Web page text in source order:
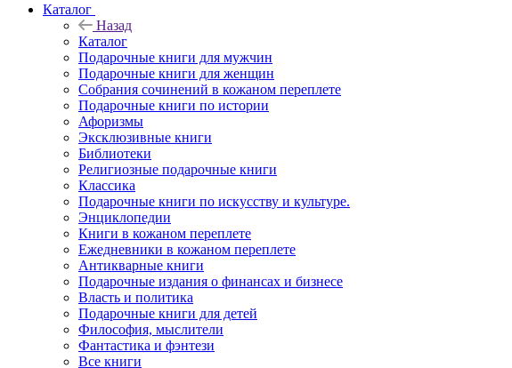
Каталог
Назад
Каталог
Подарочные книги для мужчин
Подарочные книги для женщин
Собрания сочинений в кожаном переплете
Подарочные книги по истории
Афоризмы
Эксклюзивные книги
Библиотеки
Религиозные подарочные книги
Классика
Подарочные книги по искусству и культуре.
Энциклопедии
Книги в кожаном переплете
Ежедневники в кожаном переплете
Антикварные книги
Подарочные издания о финансах и бизнесе
Власть и политика
Подарочные книги для детей
Философия, мыслители
Фантастика и фэнтези
Все книги